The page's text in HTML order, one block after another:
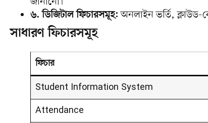
৬. ডিজিটাল ফিচারসমূহ:অনলাইন ভর্তি, ক্লাউড-
সাধারণ ফিচারসমূহ
ফিচার
Student Information System
Attendance